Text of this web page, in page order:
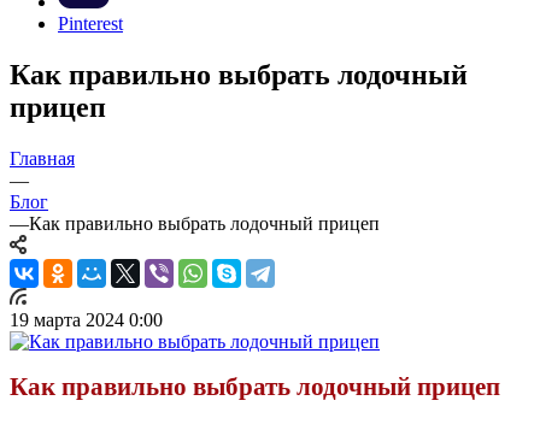
Pinterest
Как правильно выбрать лодочный
прицеп
Главная
—
Блог
—Как правильно выбрать лодочный прицеп
19 марта 2024 0:00
Как правильно выбрать лодочный прицеп